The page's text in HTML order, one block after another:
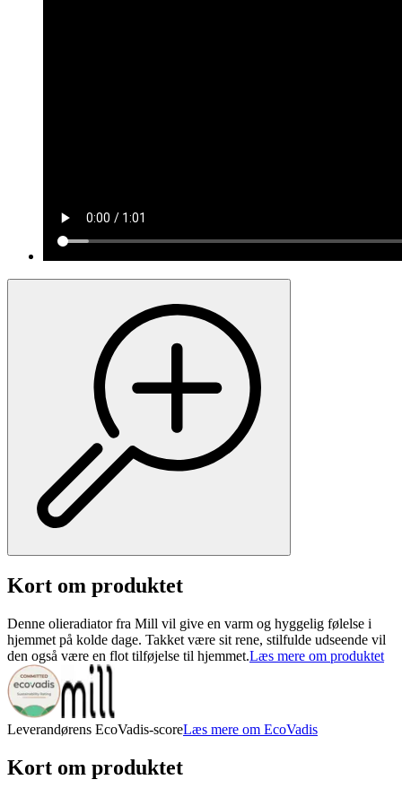
Kort om produktet
Denne olieradiator fra Mill vil give en varm og hyggelig følelse i
hjemmet på kolde dage. Takket være sit rene, stilfulde udseende vil
den også være en flot tilføjelse til hjemmet.Læs mere om produktet
Leverandørens EcoVadis-scoreLæs mere om EcoVadis
Kort om produktet